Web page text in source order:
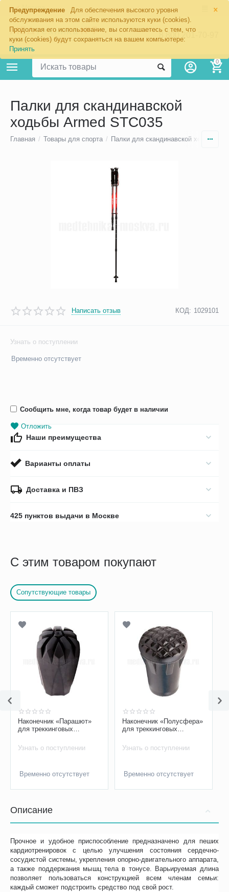
×
Предупреждение
Для обеспечения высокого уровня
обслуживания на этом сайте используются куки (cookies).
Продолжая его использование, вы соглашаетесь с тем, что
куки (cookies) будут сохраняться на вашем компьютере:
Принять
Москва
8 800 201-70-97
0
Палки для скандинавской
ходьбы Armed STC035
Главная / Товары для спорта / Палки для скандинавской ходьбы
Написать отзыв КОД: 1029101
Узнать о поступлении
Временно отсутствует
Сообщить мне, когда товар будет в наличии
Отложить
Наши преимущества
Варианты оплаты
Доставка и ПВЗ
425 пунктов выдачи в Москве
С этим товаром покупают
Сопутствующие товары
Наконечник «Парашют»
для треккинговых
Узнать о поступлении
Временно отсутствует
Наконечник «Полусфера»
для треккинговых
Узнать о поступлении
Временно отсутствует
Описание
Прочное и удобное приспособление предназначено для пеших
кардиотренировок с целью улучшения состояния сердечно-
сосудистой системы, укрепления опорно-двигательного аппарата,
а также поддержания мышц тела в тонусе. Варьируемая длина
позволяет пользоваться конструкцией всем членам семьи:
каждый сможет подстроить средство под свой рост.